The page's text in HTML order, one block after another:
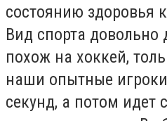
состоянию здоровья
Вид спорта
похож на хоккей,
наши опытные
секунд, а потом идет